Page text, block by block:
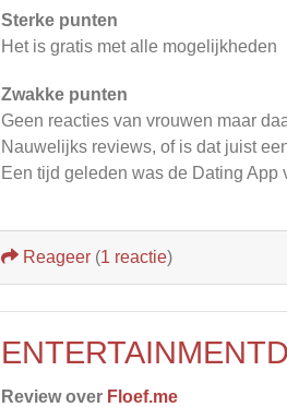
Sterke punten
Het is gratis met alle mogelijkheden
Zwakke punten
Geen reacties van vrouwen maar
Nauwelijks reviews, of is dat juist
Een tijd geleden was de Dating App
Reageer (1 reactie)
Review over Floef.me